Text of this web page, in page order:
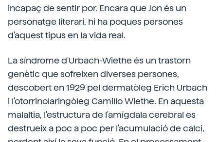
incapaç de sentir por. Encara que Jon és un
personatge literari, hi ha poques persones
d'aquest tipus en la vida real.
La síndrome d'Urbach-Wiethe és un trastorn
genètic que sofreixen diverses persones,
descobert en 1929 pel dermatòleg Erich Urbach
i l'otorrinolaringòleg Camillo Wiethe. En aquesta
malaltia, l'estructura de l'amígdala cerebral es
destrueix a poc a poc per l'acumulació de calci,